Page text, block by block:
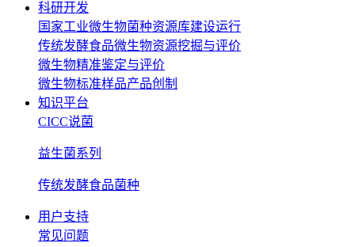
科研开发
国家工业微生物菌种资源库建设运行
传统发酵食品微生物资源挖掘与评价
微生物精准鉴定与评价
微生物标准样品产品创制
知识平台
CICC说菌
益生菌系列
传统发酵食品菌种
用户支持
常见问题